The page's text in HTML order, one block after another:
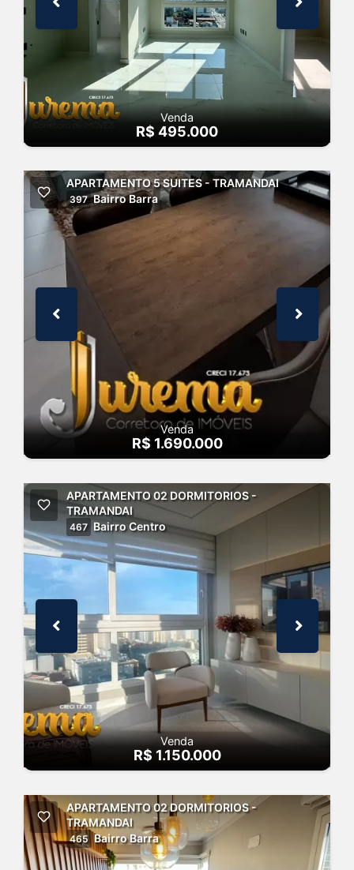
Venda
R$ 495.000
APARTAMENTO 5 SUITES - TRAMANDAI
397 Bairro Barra
Venda
R$ 1.690.000
APARTAMENTO 02 DORMITORIOS -
TRAMANDAI
467 Bairro Centro
Venda
R$ 1.150.000
APARTAMENTO 02 DORMITORIOS -
TRAMANDAI
465 Bairro Barra